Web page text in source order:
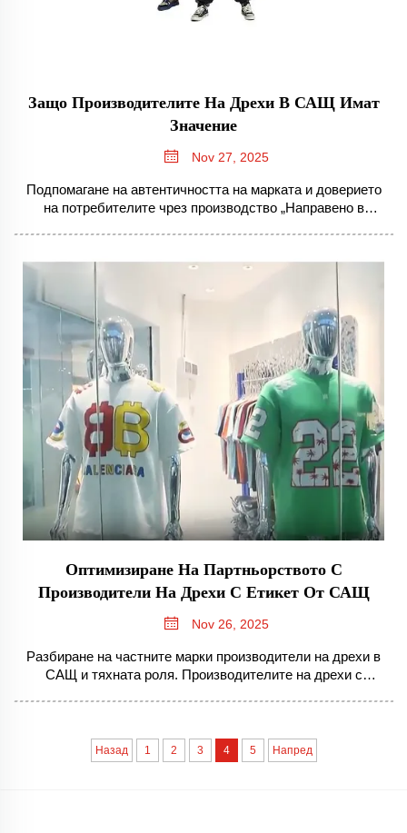
Защо Производителите На Дрехи В САЩ Имат
Значение
Nov 27, 2025
Подпомагане на автентичността на марката и доверието
на потребителите чрез производство „Направено в
произведени в страната, помагат за изграждане на
истински достоверност на марката, тъй като компаниите
спазват...
Оптимизиране На Партньорството С
Производители На Дрехи С Етикет От САЩ
Nov 26, 2025
Разбиране на частните марки производители на дрехи в
САЩ и тяхната роля. Производителите на дрехи с
Американските производители притежават...
Назад 1 2 3 4 5 Напред